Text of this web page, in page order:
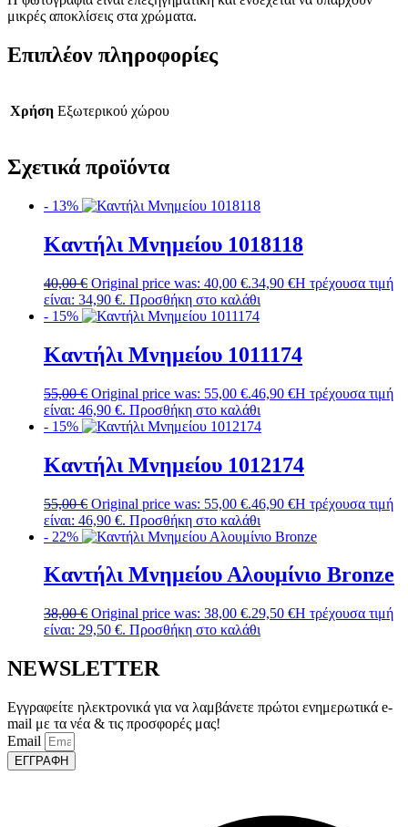
μικρές αποκλίσεις στα χρώματα.
Επιπλέον πληροφορίες
Χρήση Εξωτερικού χώρου
Σχετικά προϊόντα
- 13%
Καντήλι Μνημείου 1018118
40,00€ Original price was: 40,00 €.34,90 €Η τρέχουσα τιμή
είναι: 34,90 €. Προσθήκη στο καλάθι
- 15%
Καντήλι Μνημείου 1011174
55,00€ Original price was: 55,00 €.46,90 €Η τρέχουσα τιμή
είναι: 46,90 €. Προσθήκη στο καλάθι
- 15%
Καντήλι Μνημείου 1012174
55,00€ Original price was: 55,00 €.46,90 €Η τρέχουσα τιμή
είναι: 46,90 €. Προσθήκη στο καλάθι
- 22%
Καντήλι Μνημείου Αλουμίνιο Bronze
38,00€ Original price was: 38,00 €.29,50 €Η τρέχουσα τιμή
είναι: 29,50 €. Προσθήκη στο καλάθι
NEWSLETTER
Εγγραφείτε ηλεκτρονικά για να λαμβάνετε πρώτοι ενημερωτικά e-
mail με τα νέα & τις προσφορές μας!
Email
ΕΓΓΡΑΦΗ